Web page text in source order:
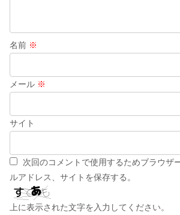
名前 ※
メール ※
サイト
次回のコメントで使用するためブラウザ
ルアドレス、サイトを保存する。
上に表示された文字を入力してください。